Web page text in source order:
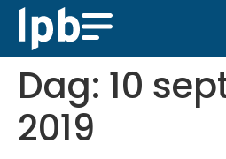
Dag: 10
2019